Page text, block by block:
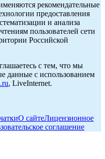
рекомендательные
предоставления
и анализа
пользователей сети
Российской
с тем, что мы
данные с использованием
, LiveInternet.
О сайтеЛицензионное
соглашение